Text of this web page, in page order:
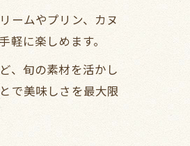
ームやプリン、カヌ
に楽しめます。
、旬の素材を活かし
で美味しさを最大限